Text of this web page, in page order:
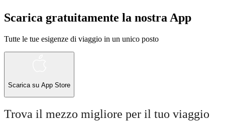
Scarica gratuitamente la nostra App
Tutte le tue esigenze di viaggio in un unico posto
Scarica su App Store
Trova il mezzo migliore per il tuo viaggio